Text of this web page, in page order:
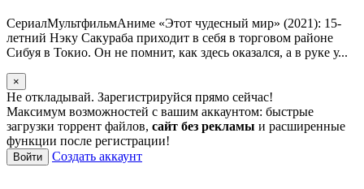
СериалМультфильмАниме «Этот чудесный мир» (2021): 15-
летний Нэку Сакураба приходит в себя в торговом районе
Сибуя в Токио. Он не помнит, как здесь оказался, а в руке у...
×
Не откладывай. Зарегистрируйся прямо сейчас!
Максимум возможностей с вашим аккаунтом: быстрые
загрузки торрент файлов, сайт без рекламы и расширенные
функции после регистрации!
Войти Создать аккаунт